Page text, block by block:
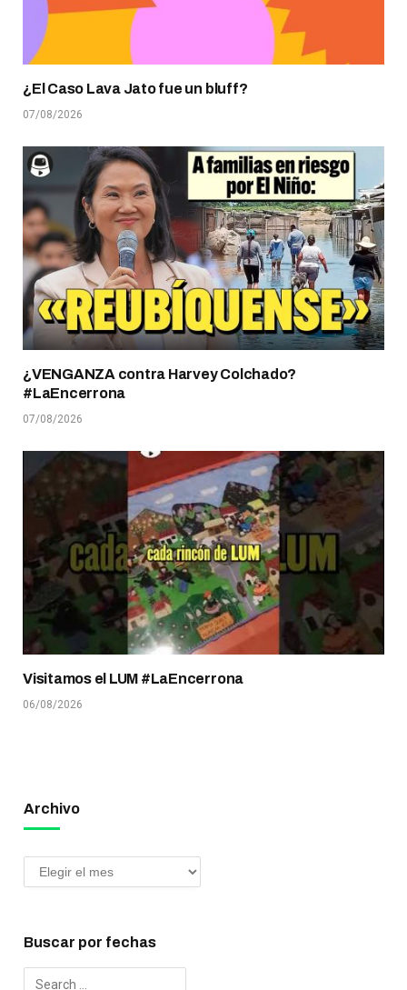
¿El Caso Lava Jato fue un bluff?
07/08/2026
¿VENGANZA contra Harvey Colchado?
#LaEncerrona
07/08/2026
Visitamos el LUM #LaEncerrona
06/08/2026
Archivo
Buscar por fechas